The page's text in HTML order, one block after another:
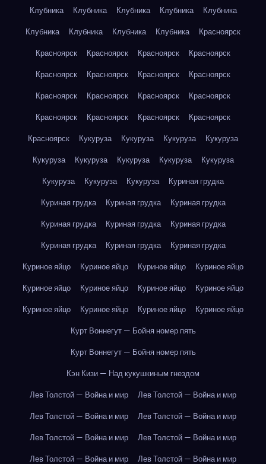
Клубника
Клубника Клубника Клубника
Клубника
Клубника
Клубника Клубника Клубника
Красноярск
Красноярск
Красноярск Красноярск
Красноярск
Красноярск
Красноярск Красноярск
Красноярск
Красноярск
Красноярск Красноярск
Красноярск
Красноярск
Красноярск Красноярск
Красноярск
Красноярск
Кукуруза Кукуруза Кукуруза
Кукуруза
Кукуруза
Кукуруза Кукуруза Кукуруза
Кукуруза
Кукуруза
Кукуруза Кукуруза
Куриная грудка
Куриная грудка
Куриная грудка
Куриная грудка
Куриная грудка
Куриная грудка
Куриная грудка
Куриная грудка
Куриная грудка
Куриная грудка
Куриное яйцо
Куриное яйцо Куриное яйцо
Куриное яйцо
Куриное яйцо
Куриное яйцо Куриное яйцо
Куриное яйцо
Куриное яйцо
Куриное яйцо Куриное яйцо
Куриное яйцо
Курт Воннегут — Бойня номер пять
Курт Воннегут — Бойня номер пять
Кэн Кизи — Над кукушкиным гнездом
Лев Толстой — Война и мир
Лев Толстой — Война и мир
Лев Толстой — Война и мир
Лев Толстой — Война и мир
Лев Толстой — Война и мир
Лев Толстой — Война и мир
Лев Толстой — Война и мир
Лев Толстой — Война и мир